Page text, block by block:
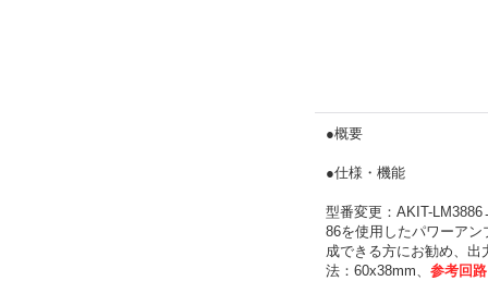
●概要
●仕様・機能
型番変更：AKIT-
86を使用したパワーア
成できる方にお勧め、
法：60x38mm、 参考回